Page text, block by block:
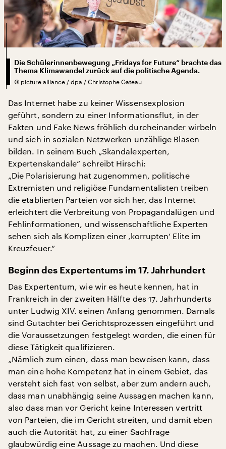
Die Schülerinnenbewegung „Fridays for Future“ brachte das
Thema Klimawandel zurück auf die politische Agenda.
© picture alliance / dpa / Christophe Gateau
Das Internet habe zu keiner Wissensexplosion
geführt, sondern zu einer Informationsflut, in der
Fakten und Fake News fröhlich durcheinander wirbeln
und sich in sozialen Netzwerken unzählige Blasen
bilden. In seinem Buch „Skandalexperten,
Expertenskandale“ schreibt Hirschi:
„Die Polarisierung hat zugenommen, politische
Extremisten und religiöse Fundamentalisten treiben
die etablierten Parteien vor sich her, das Internet
erleichtert die Verbreitung von Propagandalügen und
Fehlinformationen, und wissenschaftliche Experten
sehen sich als Komplizen einer ‚korrupten‘ Elite im
Kreuzfeuer.“
Beginn des Expertentums im 17. Jahrhundert
Das Expertentum, wie wir es heute kennen, hat in
Frankreich in der zweiten Hälfte des 17. Jahrhunderts
unter Ludwig XIV. seinen Anfang genommen. Damals
sind Gutachter bei Gerichtsprozessen eingeführt und
die Voraussetzungen festgelegt worden, die einen für
diese Tätigkeit qualifizieren.
„Nämlich zum einen, dass man beweisen kann, dass
man eine hohe Kompetenz hat in einem Gebiet, das
versteht sich fast von selbst, aber zum andern auch,
dass man unabhängig seine Aussagen machen kann,
also dass man vor Gericht keine Interessen vertritt
von Parteien, die im Gericht streiten, und damit eben
auch die Autorität hat, zu einer Sachfrage
glaubwürdig eine Aussage zu machen. Und diese